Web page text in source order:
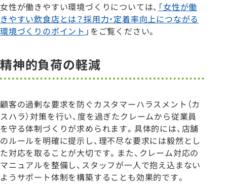
女性が働きやすい環境づくりについては、 「女性が働
きやすい飲食店とは？採用力・定着率向上につながる
環境づくりのポイント 」をご覧ください。
精神的負荷の軽減
顧客の過剰な要求を防ぐカスタマーハラスメント（カ
スハラ）対策を行い、度を過ぎたクレームから従業員
を守る体制づくりが求められます。具体的には、店舗
のルールを明確に提示し、理不尽な要求には毅然とし
た対応を取ることが大切です。また、クレーム対応の
マニュアルを整備し、スタッフが一人で抱え込まない
ようサポート体制を構築することも効果的です。